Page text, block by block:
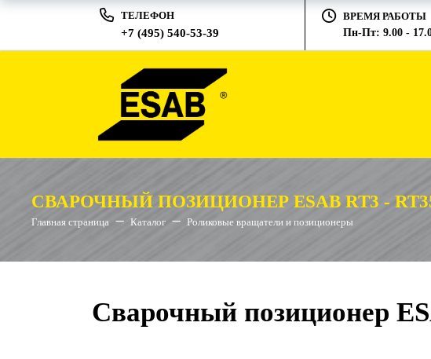
ТЕЛЕФОН
+7 (495) 540-53-39
ВРЕМЯ РАБОТЫ
Пн-Пт: 9.00 -
СВАРОЧНЫЙ ПОЗИЦИОНЕР ESAB RT3 -
Главная страница Каталог Роликовые вращатели и позиционеры
Сварочный позиционер